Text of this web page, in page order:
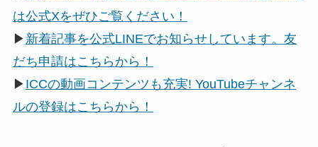
は公式Xをぜひご覧ください！
▶ 新着記事を公式LINEでお知らせしています。友
だち申請はこちらから！
▶ ICCの動画コンテンツも充実! YouTubeチャンネ
ルの登録はこちらから！